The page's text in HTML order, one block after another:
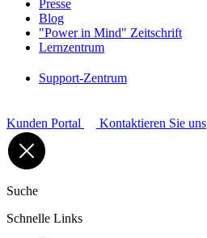
Presse
Blog
"Power in Mind" Zeitschrift
Lernzentrum
Support-Zentrum
Kunden Portal Kontaktieren Sie uns
Suche
Schnelle Links